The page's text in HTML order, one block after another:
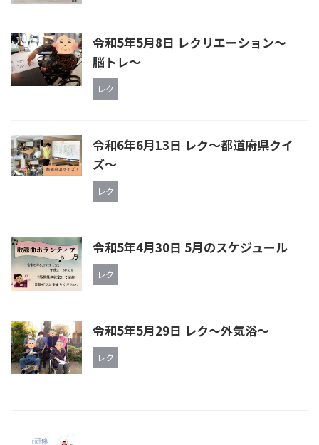
令和5年5月8日 レクリエーション～
脳トレ～
レク
令和6年6月13日 レク〜都道府県クイ
ズ〜
レク
令和5年4月30日 5月のスケジュール
レク
令和5年5月29日 レク～外気浴～
レク